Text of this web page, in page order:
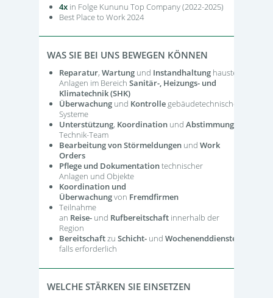
4x in Folge Kununu Top Company (2022-2025)
Best Place to Work 2024
WAS SIE BEI UNS BEWEGEN KÖNNEN
Reparatur, Wartung und Instandhaltung haustechnischer
Anlagen im Bereich Sanitär-, Heizungs- und
Klimatechnik (SHK)
Überwachung und Kontrolle gebäudetechnischer
Systeme
Unterstützung, Koordination und Abstimmung
Technik-Team
Bearbeitung von Störmeldungen und Work
Orders
Pflege und Dokumentationtechnischer
Anlagen und Objekte
Koordination und
Überwachungvon Fremdfirmen
Teilnahme
an Reise- und Rufbereitschaft innerhalb der
Region
Bereitschaftzu Schicht- und Wochenenddiensten
falls erforderlich
WELCHE STÄRKEN SIE EINSETZEN